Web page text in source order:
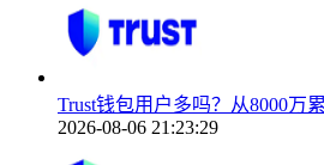
Trust钱包用户多吗？从8000万
2026-08-06 21:23:29